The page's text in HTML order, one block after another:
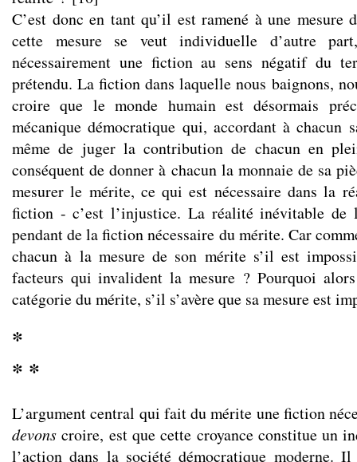
C’est donc en tant qu’il est ramené à une mesure
cette mesure se veut individuelle d’autre
nécessairement une fiction au sens négatif du
prétendu. La fiction dans laquelle nous baignons,
croire que le monde humain est désormais
mécanique démocratique qui, accordant à chacun
même de juger la contribution de chacun en
conséquent de donner à chacun la monnaie de sa
mesurer le mérite, ce qui est nécessaire dans la
fiction - c’est l’injustice. La réalité inévitable de
pendant de la fiction nécessaire du mérite. Car
chacun à la mesure de son mérite s’il est
facteurs qui invalident la mesure ? Pourquoi
catégorie du mérite, s’il s’avère que sa mesure est
*
* *
L’argument central qui fait du mérite une fiction
devons croire, est que cette croyance constitue un
l’action dans la société démocratique moderne.